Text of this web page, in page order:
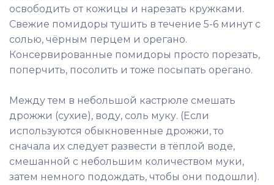
освободить от кожицы и нарезать кружками.
Свежие помидоры тушить в течение 5-6 минут с
солью, чёрным перцем и орегано.
Консервированные помидоры просто порезать,
поперчить, посолить и тоже посыпать орегано.
Между тем в небольшой кастрюле смешать
дрожжи (сухие), воду, соль муку. (Если
используются обыкновенные дрожжи, то
сначала их следует развести в тёплой воде,
смешанной с небольшим количеством муки,
затем немного подождать, чтобы они подошли).